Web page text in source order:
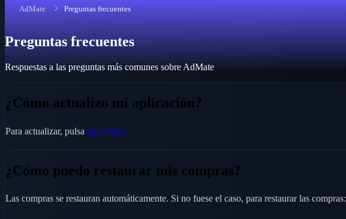
AdMate Preguntas frecuentes
Preguntas frecuentes
Respuestas a las preguntas más comunes sobre AdMate
¿Cómo actualizo mi aplicación?
Para actualizar, pulsa App Store
¿Cómo puedo restaurar mis compras?
Las compras se restauran automáticamente. Si no fuese el caso, para restaurar las compras: